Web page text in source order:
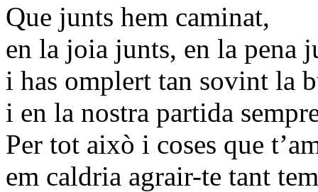
Que junts hem caminat,
en la joia junts, en la pena
i has omplert tan sovint la
i en la nostra partida
Per tot això i coses que
em caldria agrair-te tant